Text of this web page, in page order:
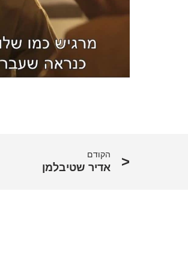
הקודם
אדיר שטיבלמן